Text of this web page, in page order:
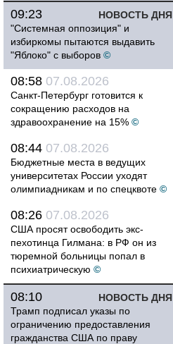
НОВОСТЬ ДНЯ
09:23
"Системная оппозиция" и
избиркомы пытаются выдавить
"Яблоко" с выборов ©
08:58 07.08.2026
Санкт-Петербург готовится к
сокращению расходов на
здравоохранение на 15% ©
08:44 07.08.2026
Бюджетные места в ведущих
университетах России уходят
олимпиадникам и по спецквоте ©
08:26 07.08.2026
США просят освободить экс-
пехотинца Гилмана: в РФ он из
тюремной больницы попал в
психиатрическую ©
НОВОСТЬ ДНЯ
08:10
Трамп подписал указы по
ограничению предоставления
гражданства США по праву